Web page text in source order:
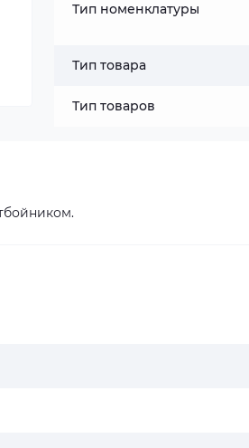
Тип номенклатуры
Тип товара
Тип товаров